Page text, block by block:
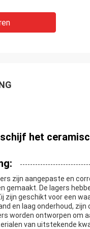
het
zijn aangepaste en
gemaakt. De lagers
zijn geschikt voor een
en laag onderhoud,
worden ontworpen om
van uitstekende